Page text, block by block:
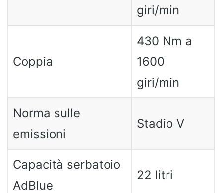
giri/min
Coppia
430 Nm a
1600
giri/min
Norma sulle
emissioni
Stadio V
Capacità serbatoio
AdBlue
22 litri